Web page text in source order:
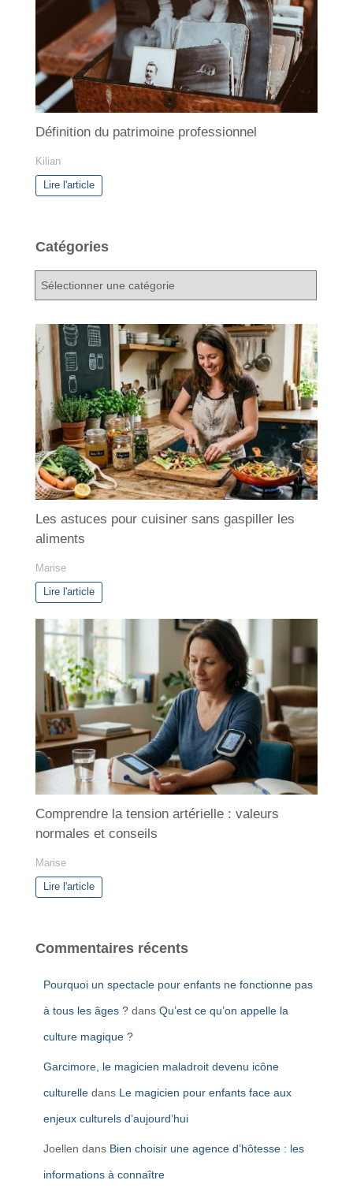
Définition du patrimoine professionnel
Kilian
Lire l'article
Catégories
t
é
g
o
r
i
e
s
Les astuces pour cuisiner sans gaspiller les
aliments
Marise
Lire l'article
Comprendre la tension artérielle : valeurs
normales et conseils
Marise
Lire l'article
Commentaires récents
Pourquoi un spectacle pour enfants ne fonctionne pas
à tous les âges ? dans Qu’est ce qu’on appelle la
culture magique ?
Garcimore, le magicien maladroit devenu icône
culturelle dans Le magicien pour enfants face aux
enjeux culturels d’aujourd’hui
Joellen dans Bien choisir une agence d’hôtesse : les
informations à connaître